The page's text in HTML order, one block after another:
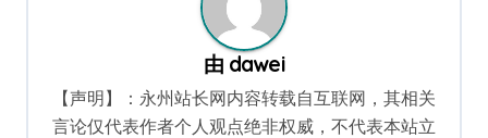
由 dawei
【声明】：永州站长网内容转载自互联网，其相关
言论仅代表作者个人观点绝非权威，不代表本站立